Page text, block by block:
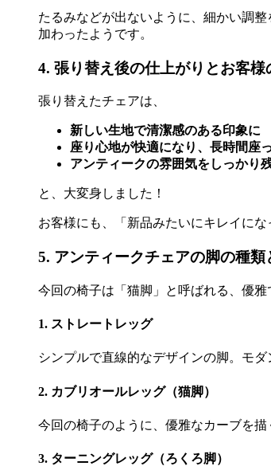
たるみなどが出ないように、細かい調
加わったようです。
4. 張り替え後の仕上がりとお客様
張り替えたチェアは、
新しい生地で清潔感のある印象に
座り心地が快適になり、長時間座
アンティークの雰囲気をしっかり
と、大変身しました！
お客様にも、「新品みたいにキレイに
5. アンティークチェアの脚の種類
今回の椅子は「猫脚」と呼ばれる、優
1. ストレートレッグ
シンプルで直線的なデザインの脚。モ
2. カブリオールレッグ（猫脚）
今回の椅子のように、優雅なカーブを
3. ターニングレッグ（ろくろ脚）